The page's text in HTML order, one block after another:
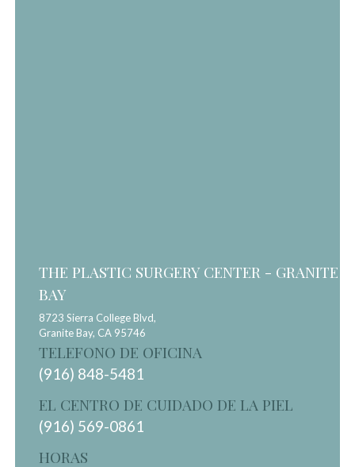
THE PLASTIC SURGERY CENTER - GRANITE
BAY
8723 Sierra College Blvd,
Granite Bay, CA 95746
TELEFONO DE OFICINA
(916) 848-5481
EL CENTRO DE CUIDADO DE LA PIEL
(916) 569-0861
HORAS